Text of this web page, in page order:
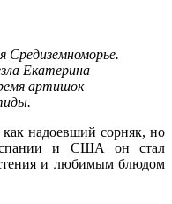
Средиземноморье.
Екатерина
артишок
надоевший сорняк, но
и США он стал
и любимым блюдом